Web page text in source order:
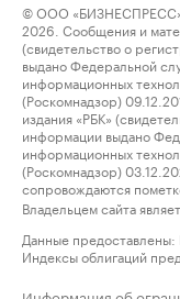
© ООО
2026. Сообщения и
(свидетельство о
выдано Федеральной
информационных
(Роскомнадзор)
издания «РБК»
информации выдано
информационных
(Роскомнадзор)
сопровождаются
Владельцем сайта
Данные предоставлены:
Индексы облигаций